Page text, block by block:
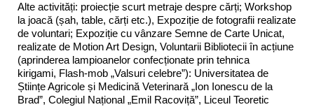
Alte activități: proiecție scurt metraje despre cărți; Workshop
la joacă (șah, table, cărți etc.), Expoziție de fotografii realizate
de voluntari; Expoziție cu vânzare Semne de Carte Unicat,
realizate de Motion Art Design, Voluntarii Bibliotecii în acțiune
(aprinderea lampioanelor confecționate prin tehnica
kirigami, Flash-mob „Valsuri celebre”): Universitatea de
Științe Agricole și Medicină Veterinară „Ion Ionescu de la
Brad”, Colegiul Național „Emil Racoviță”, Liceul Teoretic